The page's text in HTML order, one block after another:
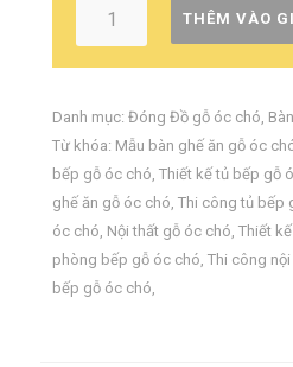
THÊM VÀO
Danh mục: Đóng Đồ gỗ óc chó,
Từ khóa: Mẫu bàn ghế ăn gỗ óc
bếp gỗ óc chó, Thiết kế tủ bếp gỗ
ghế ăn gỗ óc chó, Thi công tủ bếp
óc chó, Nội thất gỗ óc chó, Thiết
phòng bếp gỗ óc chó, Thi công
bếp gỗ óc chó,